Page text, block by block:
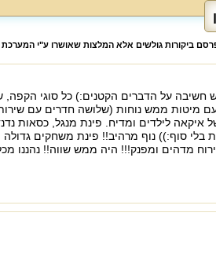
ביקורות גולשים אלא המלצות שאושרו ע"י
על הדברים הקטנים:) כל סוגי הקפה,
מיטות ממש נוחות (שלושה חדרים עם
איקאה לילדים ומדיח. פינת מנגל, כסאות
בלי סוף:)) נוף מרהיב!! פינת משחקים גדולה
מדהים ומפנק!!! היה ממש שווה!! נהננו